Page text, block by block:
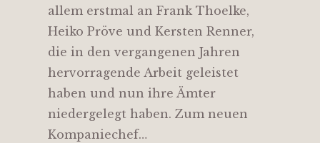
allem erstmal an Frank Thoelke,
Heiko Pröve und Kersten Renner,
die in den vergangenen Jahren
hervorragende Arbeit geleistet
haben und nun ihre Ämter
niedergelegt haben. Zum neuen
Kompaniechef…